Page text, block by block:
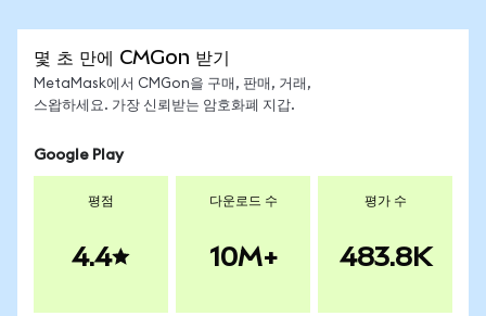
몇 초 만에 CMGon 받기
MetaMask에서 CMGon을 구매, 판매, 거래,
스왑하세요. 가장 신뢰받는 암호화폐 지갑.
Google Play
평점
4.4
다운로드 수
10M+
평가 수
483.8K